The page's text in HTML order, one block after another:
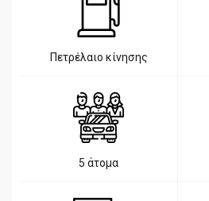
Πετρέλαιο κίνησης
5 άτομα